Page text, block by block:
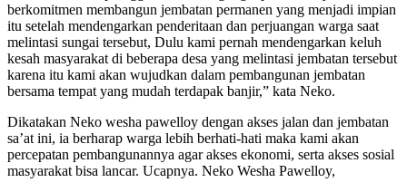
berkomitmen membangun jembatan permanen yang menjadi impian
itu setelah mendengarkan penderitaan dan perjuangan warga saat
melintasi sungai tersebut, Dulu kami pernah mendengarkan keluh
kesah masyarakat di beberapa desa yang melintasi jembatan tersebut
karena itu kami akan wujudkan dalam pembangunan jembatan
bersama tempat yang mudah terdapak banjir,” kata Neko.
Dikatakan Neko wesha pawelloy dengan akses jalan dan jembatan
sa’at ini, ia berharap warga lebih berhati-hati maka kami akan
percepatan pembangunannya agar akses ekonomi, serta akses sosial
masyarakat bisa lancar. Ucapnya. Neko Wesha Pawelloy,